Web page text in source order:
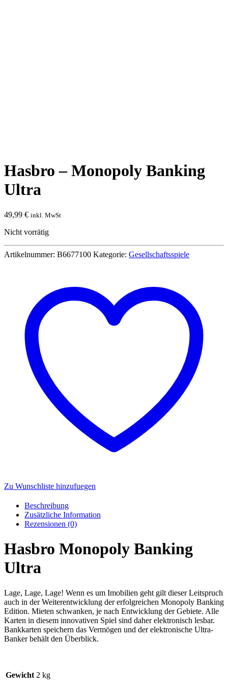
Hasbro – Monopoly Banking
Ultra
49,99 € inkl. MwSt
Nicht vorrätig
Artikelnummer: B6677100 Kategorie: Gesellschaftsspiele
Zu Wunschliste hinzufuegen
Beschreibung
Zusätzliche Information
Rezensionen (0)
Hasbro Monopoly Banking
Ultra
Lage, Lage, Lage! Wenn es um Imobilien geht gilt dieser Leitspruch
auch in der Weiterentwicklung der erfolgreichen Monopoly Banking
Edition. Mieten schwanken, je nach Entwicklung der Gebiete. Alle
Karten in diesem innovativen Spiel sind daher elektronisch lesbar.
Bankkarten speichern das Vermögen und der elektronische Ultra-
Banker behält den Überblick.
Gewicht 2 kg